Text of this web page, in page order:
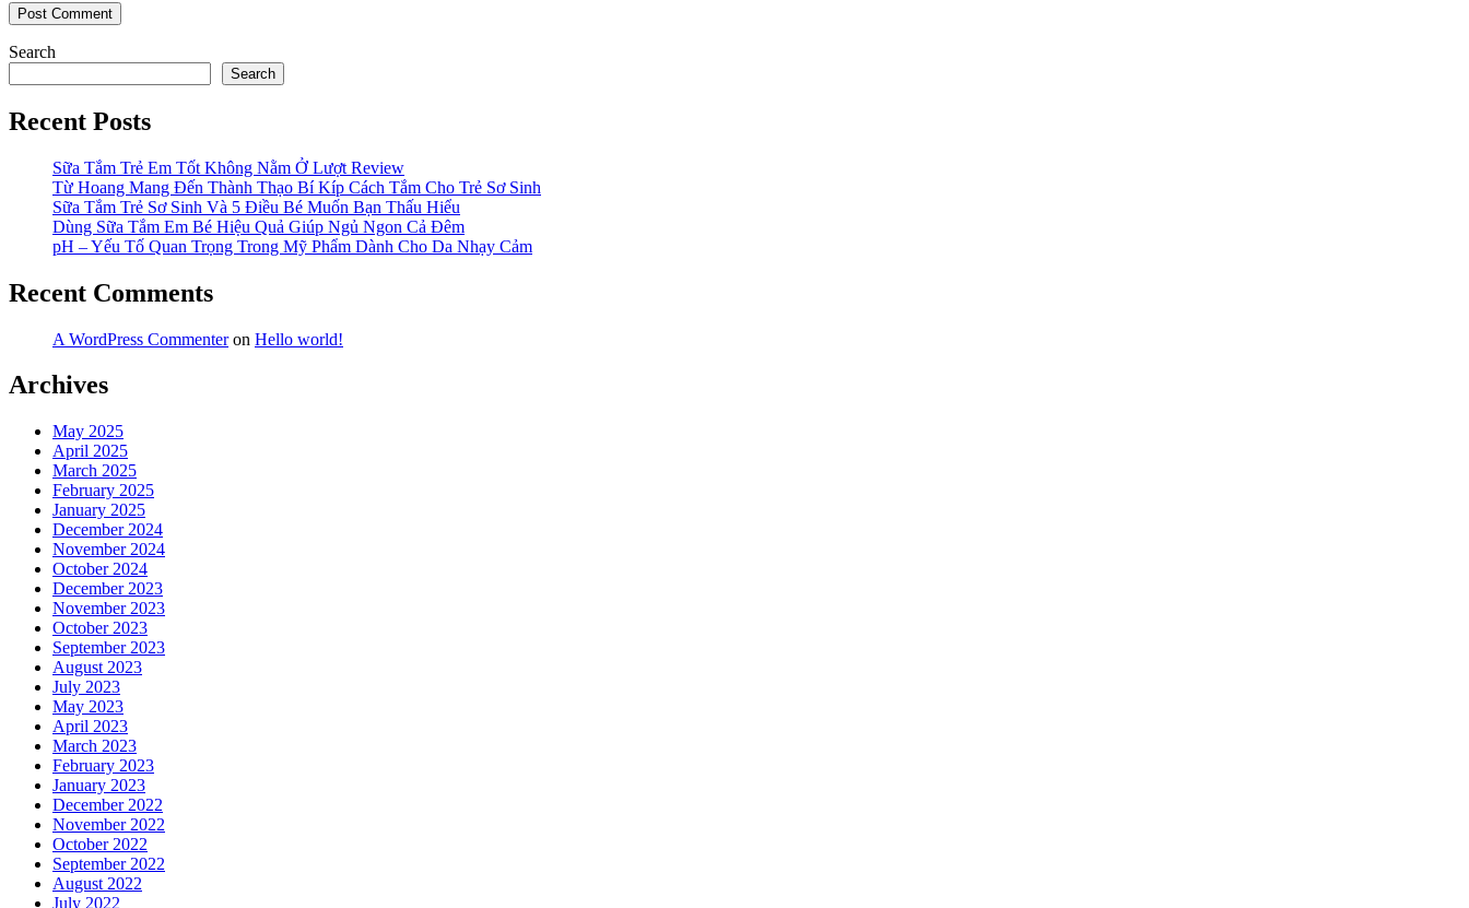
Search
Search
Recent Posts
Sữa Tắm Trẻ Em Tốt Không Nằm Ở Lượt Review
Từ Hoang Mang Đến Thành Thạo Bí Kíp Cách Tắm Cho Trẻ Sơ Sinh
Sữa Tắm Trẻ Sơ Sinh Và 5 Điều Bé Muốn Bạn Thấu Hiểu
Dùng Sữa Tắm Em Bé Hiệu Quả Giúp Ngủ Ngon Cả Đêm
pH – Yếu Tố Quan Trọng Trong Mỹ Phẩm Dành Cho Da Nhạy Cảm
Recent Comments
A WordPress Commenteron Hello world!
Archives
May 2025
April 2025
March 2025
February 2025
January 2025
December 2024
November 2024
October 2024
December 2023
November 2023
October 2023
September 2023
August 2023
July 2023
May 2023
April 2023
March 2023
February 2023
January 2023
December 2022
November 2022
October 2022
September 2022
August 2022
July 2022